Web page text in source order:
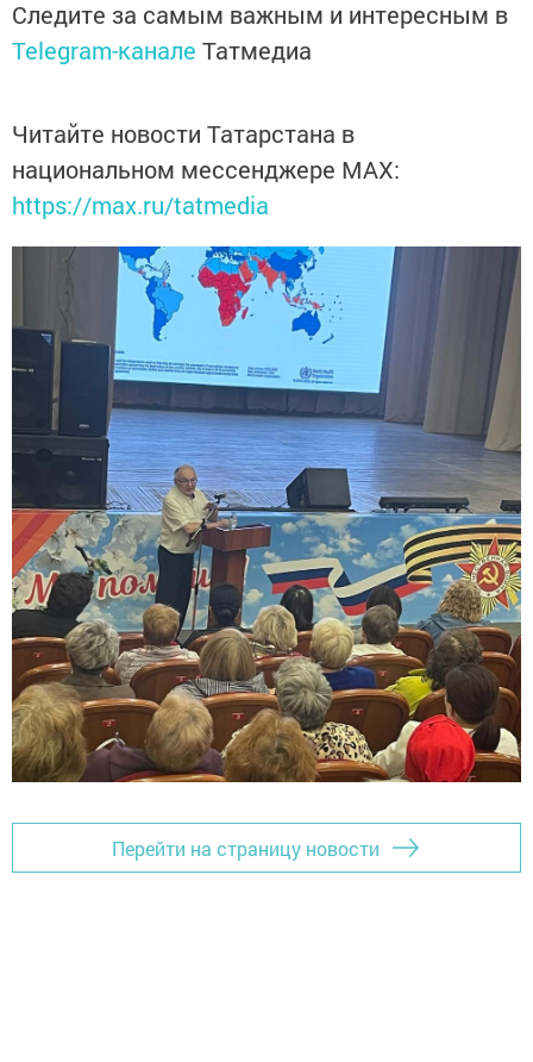
Следите за самым важным и интересным в
Telegram-канале Татмедиа
Читайте новости Татарстана в
национальном мессенджере MАХ:
https://max.ru/tatmedia
Перейти на страницу новости